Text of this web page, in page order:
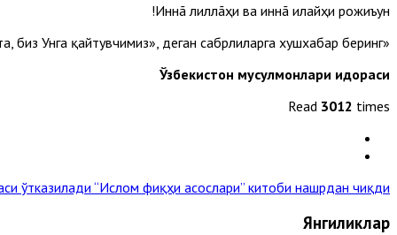
Иннã лиллãҳи ва иннã илайҳи рожиъун!
«Мусибат етганда «Албатта, биз Аллоҳникимиз ва албатта, биз Унга қайтувчимиз», деган сабрлиларга хушхабар беринг».
Ўзбекистон мусулмонлари идораси
Read 3012 times
ўтказилади “Ислом фиқҳи асослари” китоби нашрдан чиқди »
Янгиликлар